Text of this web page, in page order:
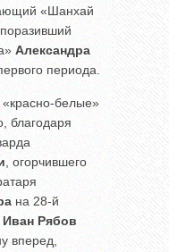
«Шанхай
Александра
периода.
«красно-белые»
благодаря
, огорчившего
на 28-й
Иван Рябов
вперед,